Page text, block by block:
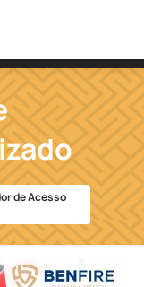
de Acesso